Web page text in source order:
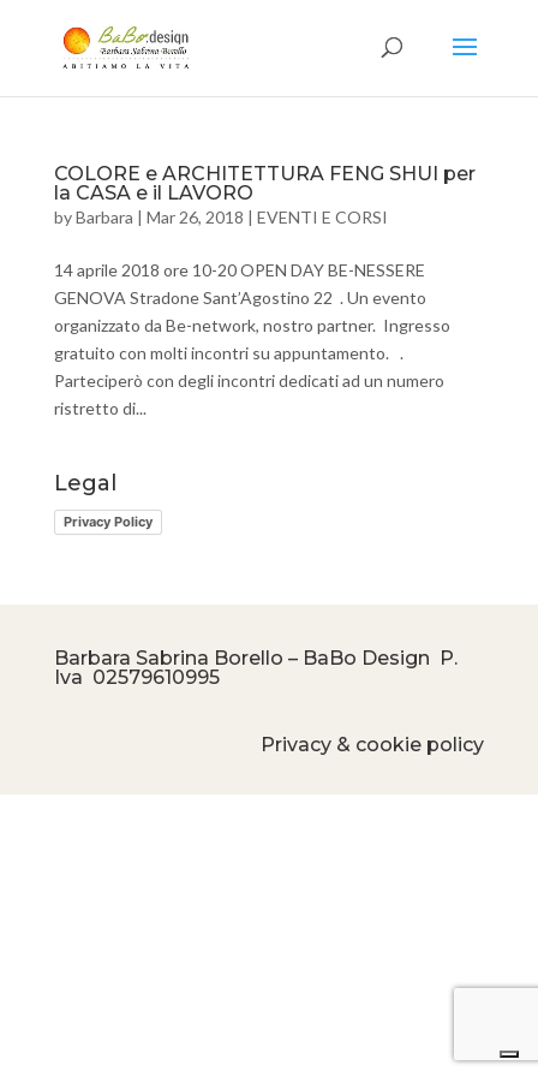
COLORE e ARCHITETTURA FENG SHUI per
la CASA e il LAVORO
byBarbara | Mar 26, 2018 | EVENTI E CORSI
14 aprile 2018 ore 10-20 OPEN DAY BE-NESSERE
GENOVA Stradone Sant’Agostino 22 . Un evento
organizzato da Be-network, nostro partner. Ingresso
gratuito con molti incontri su appuntamento. .
Parteciperò con degli incontri dedicati ad un numero
ristretto di...
Legal
Privacy Policy
Barbara Sabrina Borello – BaBo Design P.
Iva 02579610995
Privacy & cookie policy